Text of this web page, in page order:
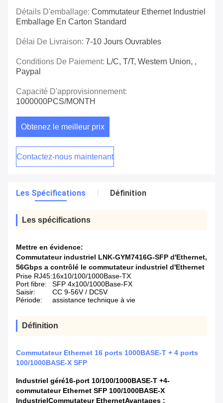
Détails D'emballage: Commutateur Ethernet Industriel
Emballage En Carton Standard
Délai De Livraison: 7-10 Jours Ouvrables
Conditions De Paiement: L/C, T/T, Western Union, ,
Paypal
Capacité D'approvisionnement:
1000000PCS/MONTH
Obtenez le meilleur prix
Contactez-nous maintenant
Les Spécifications Définition
Les spécifications
Mettre en évidence:
Commutateur industriel LNK-GYM7416G-SFP d'Ethernet,
56Gbps a contrôlé le commutateur industriel d'Ethernet
Prise RJ45:16x10/100/1000Base-TX
Port fibre:
SFP 4x100/1000Base-FX
Saisir:
CC 9-56V / DC5V
Période:
assistance technique à vie
Définition
Commutateur Ethernet 16 ports 1000BASE-T + 4 ports
100/1000BASE-X SFP
Industriel géré16-port 10/100/1000BASE-T +4-
commutateur Ethernet SFP 100/1000BASE-X
IndustrielCommutateur EthernetAvantages :